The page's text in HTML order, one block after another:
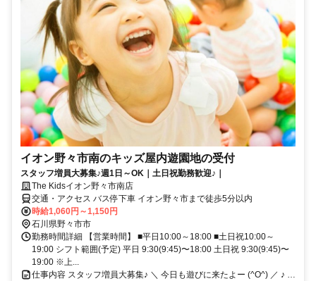
イオン野々市南のキッズ屋内遊園地の受付
スタッフ増員大募集♪週1日～OK｜土日祝勤務歓迎♪｜
The Kidsイオン野々市南店
交通・アクセス バス停下車 イオン野々市まで徒歩5分以内
時給1,060円～1,150円
石川県野々市市
勤務時間詳細 【営業時間】 ■平日10:00～18:00 ■土日祝10:00～
19:00 シフト範囲(予定) 平日 9:30(9:45)〜18:00 土日祝 9:30(9:45)〜
19:00 ※上...
仕事内容 スタッフ増員大募集♪ ＼ 今日も遊びに来たよー (^O^) ／ ♪ …